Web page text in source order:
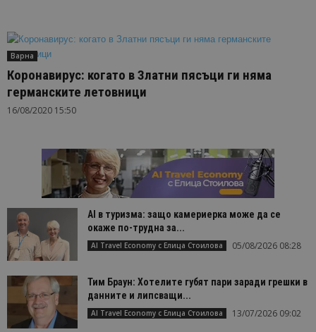
Варна
Коронавирус: когато в Златни пясъци ги няма
германските летовници
16/08/2020 15:50
AI в туризма: защо камериерка може да се
окаже по-трудна за...
AI Travel Economy с Елица Стоилова 05/08/2026 08:28
Тим Браун: Хотелите губят пари заради грешки в
данните и липсващи...
AI Travel Economy с Елица Стоилова 13/07/2026 09:02